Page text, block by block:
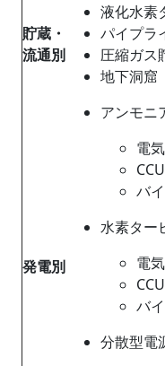
貯蔵・
流通別
液化水素
パイプラ
圧縮ガス
地下洞窟
発電別
アンモニ
電
バ
水素ター
電
バ
分散型電